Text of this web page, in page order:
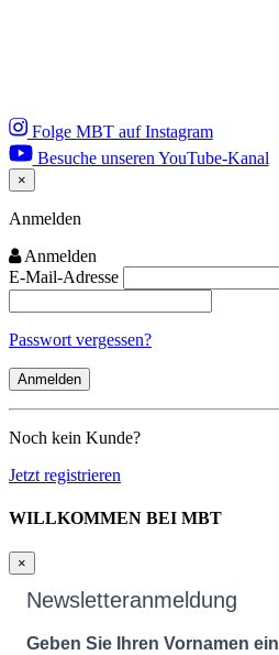
Folge MBT auf Instagram
Besuche unseren YouTube-Kanal
×
Close
Anmelden
Anmelden
E-Mail-Adresse
Passwort vergessen?
Noch kein Kunde?
Jetzt registrieren
WILLKOMMEN BEI MBT
×
Newsletteranmeldung
Geben Sie Ihren Vornamen ein